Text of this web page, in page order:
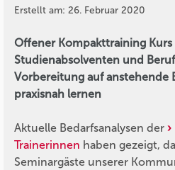
Erstellt am: 26. Februar 2020
Offener Kompakttraining
Studienabsolventen und
Vorbereitung auf anstehende
praxisnah lernen
Aktuelle Bedarfsanalysen der
Trainerinnen haben gezeigt,
Seminargäste unserer